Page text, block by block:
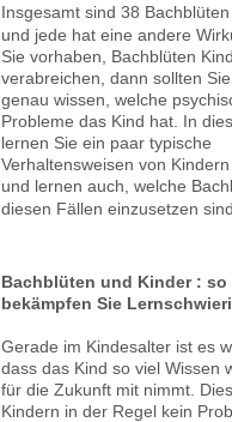
Insgesamt sind 38 Bachblüten
und jede hat eine andere
Sie vorhaben, Bachblüten
verabreichen, dann sollten
genau wissen, welche
Probleme das Kind hat. In
lernen Sie ein paar typische
Verhaltensweisen von
und lernen auch, welche
diesen Fällen einzusetzen
Bachblüten und Kinder : so
bekämpfen Sie
Gerade im Kindesalter ist es
dass das Kind so viel Wissen
für die Zukunft mit nimmt.
Kindern in der Regel kein